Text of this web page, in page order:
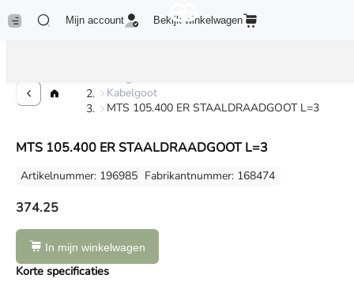
Mijn account Bekijk winkelwagen
Kabelgoot
MTS 105.400 ER STAALDRAADGOOT L=3
MTS 105.400 ER STAALDRAADGOOT L=3
Artikelnummer: 196985 Fabrikantnummer: 168474
374.25
In mijn winkelwagen
Korte specificaties